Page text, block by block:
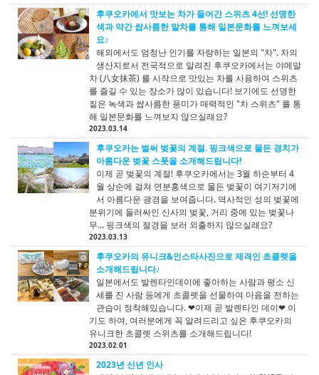
후쿠오카에서 맛보는 차가 들어간 스위츠 4선! 선명한
색과 약간 쌉사름한 말차를 통해 일본문화를 느껴보세
요♪
해외에서도 엄청난 인기를 자랑하는 일본의 "차". 차의
생산지로서 전국적으로 알려진 후쿠오카에서는 야메말
차 (八女抹茶) 를 시작으로 맛있는 차를 사용하여 스위츠
를 즐길 수 있는 장소가 많이 있습니다! 보기에도 선명한
짙은 녹색과 쌉사름한 풍미가 매력적인 "차 스위츠" 를 통
해 일본문화를 느껴보지 않으실래요?
2023.03.14
후쿠오카는 벌써 벚꽃의 계절. 핑크색으로 물든 경치가
아름다운 벚꽃 스폿을 소개해드립니다!
이제 곧 벚꽃의 계절! 후쿠오카에서는 3월 하순부터 4
월 상순에 걸쳐 연분홍색으로 물든 벚꽃이 여기저기에
서 아름다운 광경을 보여줍니다. 역사적인 성의 벚꽃에
분위기에 둘러싸인 신사의 벚꽃, 거리 중에 있는 벚꽃나
무... 핑크색의 절경을 보러 외출하지 않으실래요?
2023.03.13
후쿠오카의 유니크&인스타사진으로 제격인 초콜렛을
소개해드립니다♪
일본에서도 발렌타인데이에 좋아하는 사람과 평소 신
세를 진 사람 등에게 초콜렛을 선물하여 마음을 전하는
관습이 정착해있습니다. ❤이제 곧 발렌타인 데이❤ 이
기도 하여, 여러분에게 꼭 알려드리고 싶은 후쿠오카의
유니크한 초콜렛 스위츠를 소개해드립니다!
2023.02.01
2023년 신년 인사